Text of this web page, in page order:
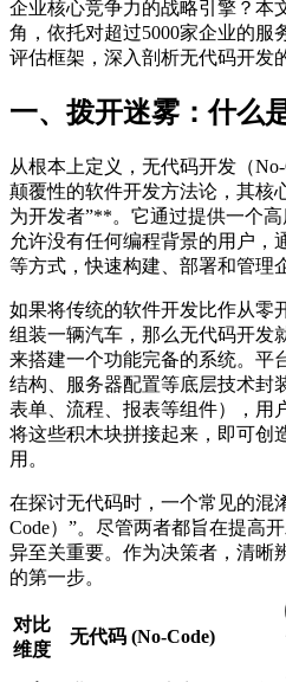
企业核心竞争力的战略引擎？本
角，依托对超过5000家企业的服
评估框架，深入剖析无代码开发
一、拨开迷雾：什么
从根本上定义，无代码开发（No-
颠覆性的软件开发方法论，其核
为开发者”**。它通过提供一个
允许没有任何编程背景的用户，
等方式，快速构建、部署和管理
如果将传统的软件开发比作从零
组装一辆汽车，那么无代码开发
来搭建一个功能完备的系统。平
结构、服务器配置等底层技术封
表单、流程、报表等组件），用
将这些积木块拼接起来，即可创
用。
在探讨无代码时，一个常见的混
Code）”。尽管两者都旨在提高
异至关重要。作为决策者，清晰
的第一步。
对比
维度
无代码 (No-Code)